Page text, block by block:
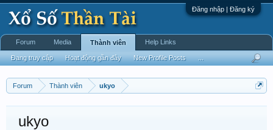
Đăng nhập | Đăng ký
Forum Thành viên ukyo
ukyo
Forum Media Thành viên
Đang truy cập Hoạt động gần đây New Profile Posts
Help Links